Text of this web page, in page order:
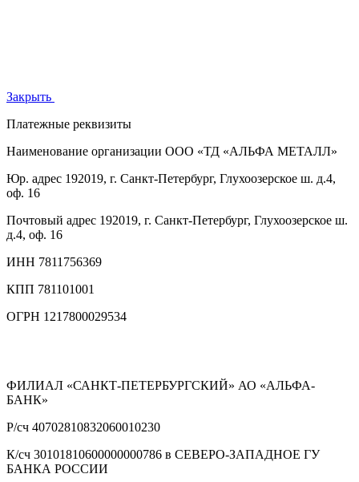
Закрыть
Платежные реквизиты
Наименование организации ООО «ТД «АЛЬФА МЕТАЛЛ»
Юр. адрес 192019, г. Санкт-Петербург, Глухоозерское ш. д.4,
оф. 16
Почтовый адрес 192019, г. Санкт-Петербург, Глухоозерское ш.
д.4, оф. 16
ИНН 7811756369
КПП 781101001
ОГРН 1217800029534
ФИЛИАЛ «САНКТ-ПЕТЕРБУРГСКИЙ» АО «АЛЬФА-
БАНК»
Р/сч 40702810832060010230
К/сч 30101810600000000786 в СЕВЕРО-ЗАПАДНОЕ ГУ
БАНКА РОССИИ